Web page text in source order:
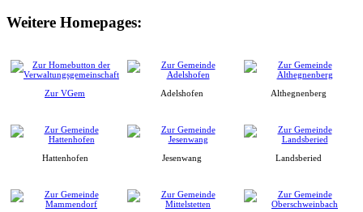
Weitere Homepages:
Zur VGem Adelshofen Althegnenberg
Hattenhofen Jesenwang Landsberied